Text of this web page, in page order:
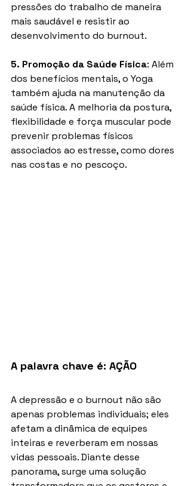
pressões do trabalho de maneira
mais saudável e resistir ao
desenvolvimento do burnout.
5. Promoção da Saúde Física: Além
dos benefícios mentais, o Yoga
também ajuda na manutenção da
saúde física. A melhoria da postura,
flexibilidade e força muscular pode
prevenir problemas físicos
associados ao estresse, como dores
nas costas e no pescoço.
A palavra chave é: AÇÃO
A depressão e o burnout não são
apenas problemas individuais; eles
afetam a dinâmica de equipes
inteiras e reverberam em nossas
vidas pessoais. Diante desse
panorama, surge uma solução